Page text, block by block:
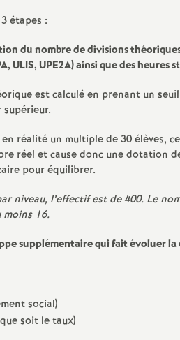
d
e
s
E
n
s
i
étapes :
du nombre de divisions
ULIS, UPE2A) ainsi que des heures
est calculé en prenant un
réalité un multiple de 30 élèves,
réel et cause donc une dotation
pour équilibrer.
niveau, l’effectif est de 400. Le
16.
supplémentaire qui fait évoluer
social)
soit le taux)